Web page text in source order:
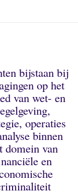
bijstaan bij
op het
van wet- en
operaties
binnen
domein van
en